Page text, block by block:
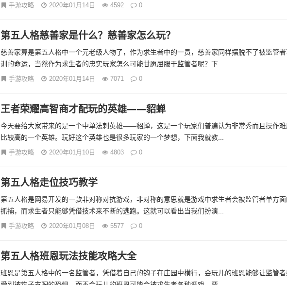
手游攻略 2020年01月14日 4592 0
第五人格慈善家是什么？慈善家怎么玩？
慈善家算是第五人格中一个元老级人物了，作为求生者中的一员，慈善家同样摆脱不了被监管
训的命运，当然作为求生者的忠实玩家怎么可能甘愿屈服于监管者呢？下...
手游攻略 2020年01月14日 7071 0
王者荣耀高智商才配玩的英雄——貂蝉
今天要给大家带来的是一个中单法刺英雄——貂蝉，这是一个玩家们普遍认为非常秀而且操作
比较高的一个英雄。玩好这个英雄也是很多玩家的一个梦想，下面我就教...
手游攻略 2020年01月10日 4803 0
第五人格走位技巧教学
第五人格是网易开发的一款非对称对抗游戏，非对称的意思就是游戏中求生者会被监管者单方
抓捕，而求生者只能够凭借技术来不断的逃跑。这就可以看出当我们扮演...
手游攻略 2020年01月08日 5577 0
第五人格班恩玩法技能攻略大全
班恩是第五人格中的一名监管者，凭借着自己的钩子在庄园中横行，会玩儿的班恩能够让监管